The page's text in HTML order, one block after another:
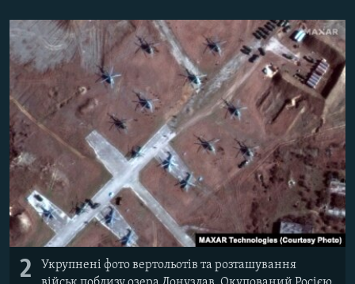
2
Укрупнені фото вертольотів та розташування